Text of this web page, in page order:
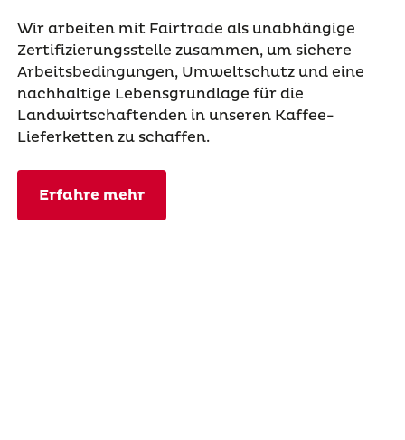
Wir arbeiten mit Fairtrade als unabhängige
Zertifizierungsstelle zusammen, um sichere
Arbeitsbedingungen, Umweltschutz und eine
nachhaltige Lebensgrundlage für die
Landwirtschaftenden in unseren Kaffee-
Lieferketten zu schaffen.
Erfahre mehr